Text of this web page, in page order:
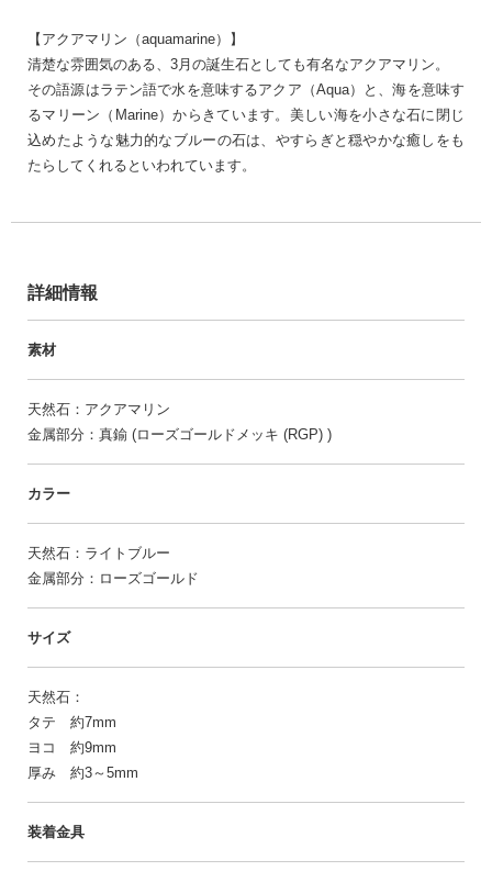
【アクアマリン（aquamarine）】
清楚な雰囲気のある、3月の誕生石としても有名なアクアマリン。
その語源はラテン語で水を意味するアクア（Aqua）と、海を意味す
るマリーン（Marine）からきています。美しい海を小さな石に閉じ
込めたような魅力的なブルーの石は、やすらぎと穏やかな癒しをも
たらしてくれるといわれています。
詳細情報
素材
天然石：アクアマリン
金属部分：真鍮 (ローズゴールドメッキ (RGP) )
カラー
天然石：ライトブルー
金属部分：ローズゴールド
サイズ
天然石：
タテ 約7mm
ヨコ 約9mm
厚み 約3～5mm
装着金具